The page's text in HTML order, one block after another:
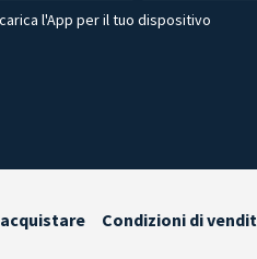
l'App per il tuo dispositivo
Condizioni di